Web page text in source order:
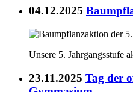
04.12.2025
Unsere 5. Jahrgangsstufe
23.11.2025 Tag der